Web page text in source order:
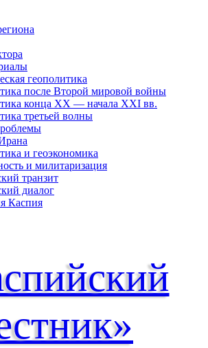
геополитика
после Второй мировой войны
конца XX — начала XXI вв.
третьей волны
и геоэкономика
и милитаризация
транзит
диалог
Каспия